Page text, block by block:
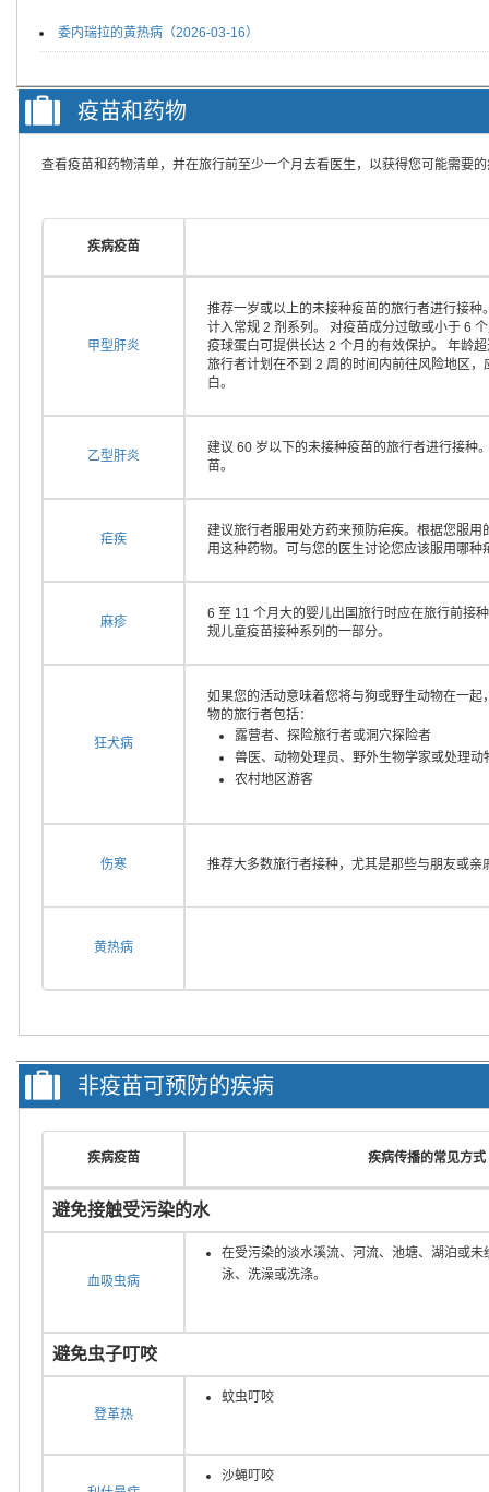
委内瑞拉的黄热病（2026-03-16）
疫苗和药物
查看疫苗和药物清单，并在旅行前至少一个月去看医生，以获得您可能需要
疾病疫苗
甲型肝炎
推荐一岁或以上的未接种疫苗的旅行者进行接
计入常规 2 剂系列。 对疫苗成分过敏或小于 6
疫球蛋白可提供长达 2 个月的有效保护。 年龄
旅行者计划在不到 2 周的时间内前往风险地区
白。
乙型肝炎
建议 60 岁以下的未接种疫苗的旅行者进行接种
苗。
疟疾
建议旅行者服用处方药来预防疟疾。根据您服
用这种药物。可与您的医生讨论您应该服用哪种
麻疹
6 至 11 个月大的婴儿出国旅行时应在旅行前接
规儿童疫苗接种系列的一部分。
狂犬病
如果您的活动意味着您将与狗或野生动物在一
物的旅行者包括：
露营者、探险旅行者或洞穴探险者
兽医、动物处理员、野外生物学家或处理
农村地区游客
伤寒 推荐大多数旅行者接种，尤其是那些与朋友或
黄热病
非疫苗可预防的疾病
疾病疫苗 疾病传播的常见方式
避免接触受污染的水
血吸虫病
在受污染的淡水溪流、河流、池塘、湖泊或
泳、洗澡或洗涤。
避免虫子叮咬
登革热
蚊虫叮咬
沙蝇叮咬